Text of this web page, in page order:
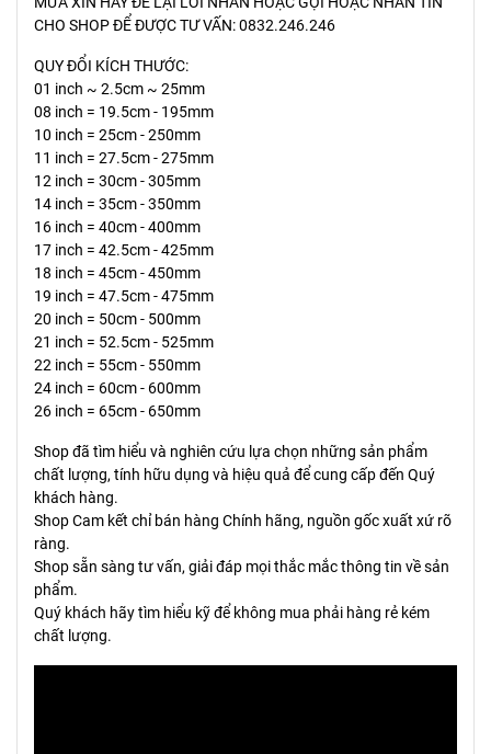
CHO SHOP ĐỂ ĐƯỢC TƯ VẤN: 0832.246.246
QUY ĐỔI KÍCH THƯỚC:
01 inch ~ 2.5cm ~ 25mm
08 inch = 19.5cm - 195mm
10 inch = 25cm - 250mm
11 inch = 27.5cm - 275mm
12 inch = 30cm - 305mm
14 inch = 35cm - 350mm
16 inch = 40cm - 400mm
17 inch = 42.5cm - 425mm
18 inch = 45cm - 450mm
19 inch = 47.5cm - 475mm
20 inch = 50cm - 500mm
21 inch = 52.5cm - 525mm
22 inch = 55cm - 550mm
24 inch = 60cm - 600mm
26 inch = 65cm - 650mm
Shop đã tìm hiểu và nghiên cứu lựa chọn những sản phẩm
chất lượng, tính hữu dụng và hiệu quả để cung cấp đến Quý
khách hàng.
Shop Cam kết chỉ bán hàng Chính hãng, nguồn gốc xuất xứ rõ
ràng.
Shop sẵn sàng tư vấn, giải đáp mọi thắc mắc thông tin về sản
phẩm.
Quý khách hãy tìm hiểu kỹ để không mua phải hàng rẻ kém
chất lượng.